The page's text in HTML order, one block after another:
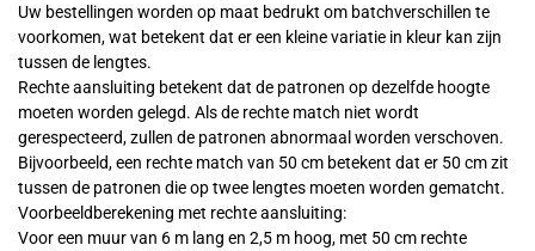
Uw bestellingen worden op maat bedrukt om batchverschillen te
voorkomen, wat betekent dat er een kleine variatie in kleur kan zijn
tussen de lengtes.
Rechte aansluiting betekent dat de patronen op dezelfde hoogte
moeten worden gelegd. Als de rechte match niet wordt
gerespecteerd, zullen de patronen abnormaal worden verschoven.
Bijvoorbeeld, een rechte match van 50 cm betekent dat er 50 cm zit
tussen de patronen die op twee lengtes moeten worden gematcht.
Voorbeeldberekening met rechte aansluiting:
Voor een muur van 6 m lang en 2,5 m hoog, met 50 cm rechte